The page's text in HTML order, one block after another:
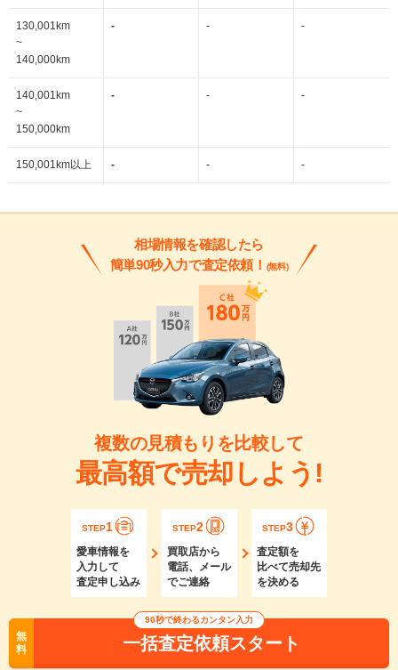
130,001km
~
140,000km
- - -
140,001km
~
150,000km
- - -
150,001km以上 - - -
相場情報を確認したら
簡単90秒入力で査定依頼！ (無料)
複数の見積もりを比較して
最高額で売却しよう!
STEP1
愛車情報を
入力して
査定申し込み
STEP2
買取店から
電話、メール
でご連絡
STEP3
査定額を
比べて売却先
を決める
無
料
90秒で終わるカンタン入力
一括査定依頼スタート